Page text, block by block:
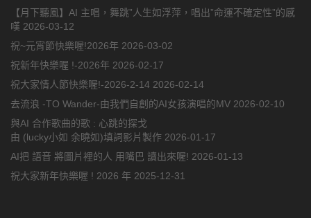
【月下聽風】AI 主唱，舞跳”人生如浮萍，唱出”命運不確定性”的感
嘆 2026-03-12
祝~元宵節快樂喔!2026年 2026-03-02
祝新年快樂喔 !-2026年 2026-02-17
祝大家情人節快樂喔!-2026-2-14 2026-02-14
去流浪 -TO Wander-由我們自創的AI女孩演唱的MV 2026-02-10
與AI 合作歌曲的歌 : 心跳的探戈
由 (lucky小如 余曉如)填詞影片製作 2026-01-17
AI把 語音 將圖片裡的人 用嘴巴 讀出來喔! 2026-01-13
祝大家新年快樂喔 ! 2026 年 2025-12-31